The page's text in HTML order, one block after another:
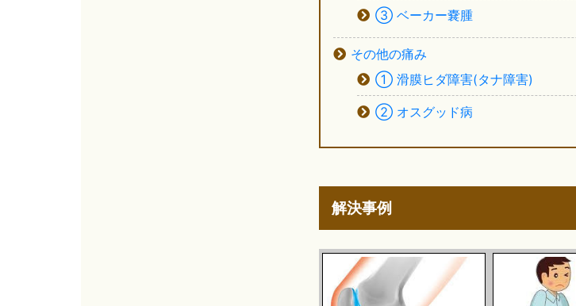
③ ベーカー嚢腫
その他の痛み
① 滑膜ヒダ障害(タナ障害)
② オスグッド病
解決事例